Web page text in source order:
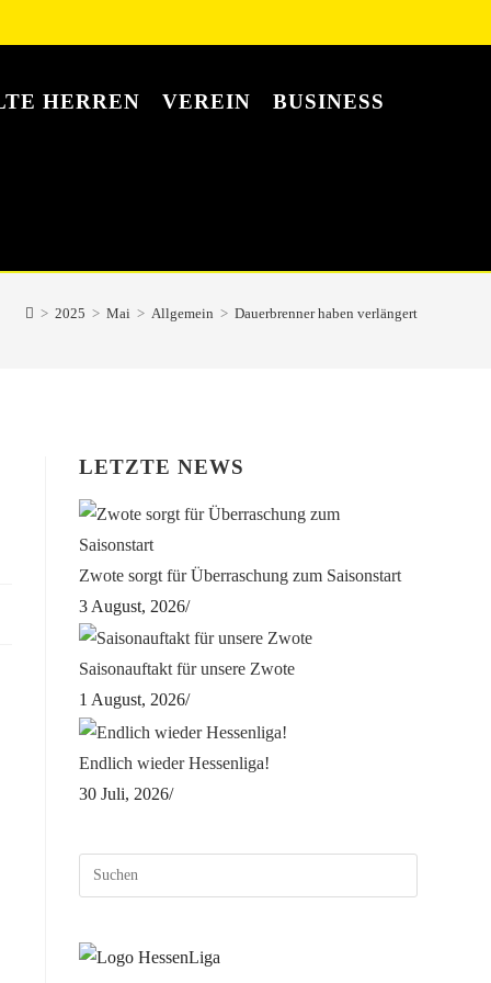
HERREN VEREIN BUSINESS
> 2025 > Mai > Allgemein > Dauerbrenner haben verlängert
LETZTE NEWS
Zwote sorgt für Überraschung zum Saisonstart
3 August, 2026/
Saisonauftakt für unsere Zwote
1 August, 2026/
Endlich wieder Hessenliga!
30 Juli, 2026/